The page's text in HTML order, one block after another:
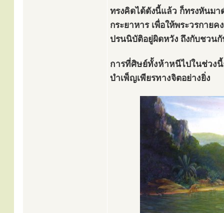
ทรงคิดได้ดังนี้แล้ว ก็ทรงหันมา
กระยาหาร เพื่อให้พระวรกาย
ปรนนิบัติอยู่ผิดหวัง ถึงกับชวน
การที่ศิษย์ทั้งห้าหนีไปในช่วงนี้
บำเพ็ญเพียรทางจิตอย่างยิ่ง